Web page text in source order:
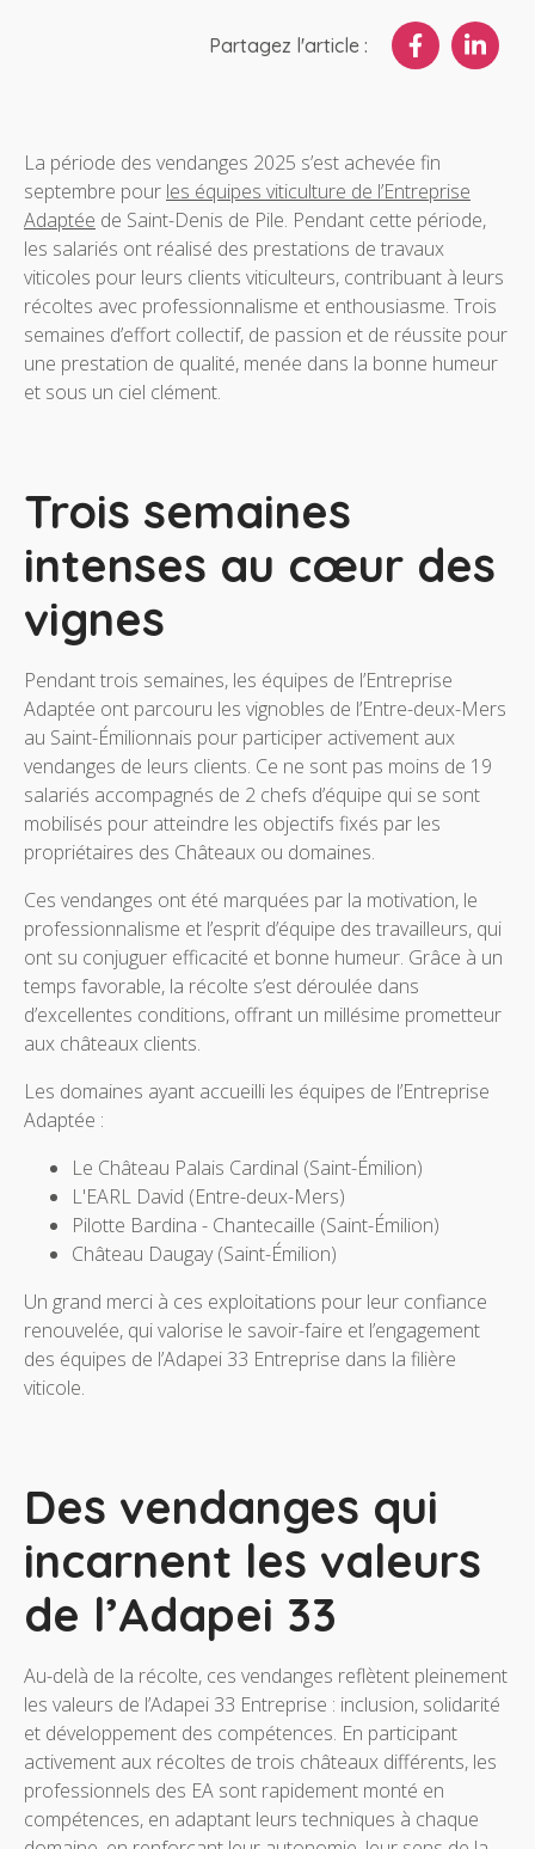
Partagez l'article :
La période des vendanges 2025 s’est achevée fin
septembre pour les équipes viticulture de l’Entreprise
Adaptée de Saint-Denis de Pile. Pendant cette période,
les salariés ont réalisé des prestations de travaux
viticoles pour leurs clients viticulteurs, contribuant à leurs
récoltes avec professionnalisme et enthousiasme. Trois
semaines d’effort collectif, de passion et de réussite pour
une prestation de qualité, menée dans la bonne humeur
et sous un ciel clément.
Trois semaines
intenses au cœur des
vignes
Pendant trois semaines, les équipes de l’Entreprise
Adaptée ont parcouru les vignobles de l’Entre-deux-Mers
au Saint-Émilionnais pour participer activement aux
vendanges de leurs clients. Ce ne sont pas moins de 19
salariés accompagnés de 2 chefs d’équipe qui se sont
mobilisés pour atteindre les objectifs fixés par les
propriétaires des Châteaux ou domaines.
Ces vendanges ont été marquées par la motivation, le
professionnalisme et l’esprit d’équipe des travailleurs, qui
ont su conjuguer efficacité et bonne humeur. Grâce à un
temps favorable, la récolte s’est déroulée dans
d’excellentes conditions, offrant un millésime prometteur
aux châteaux clients.
Les domaines ayant accueilli les équipes de l’Entreprise
Adaptée :
Le Château Palais Cardinal (Saint-Émilion)
L'EARL David (Entre-deux-Mers)
Pilotte Bardina - Chantecaille (Saint-Émilion)
Château Daugay (Saint-Émilion)
Un grand merci à ces exploitations pour leur confiance
renouvelée, qui valorise le savoir-faire et l’engagement
des équipes de l’Adapei 33 Entreprise dans la filière
viticole.
Des vendanges qui
incarnent les valeurs
de l’Adapei 33
Au-delà de la récolte, ces vendanges reflètent pleinement
les valeurs de l’Adapei 33 Entreprise : inclusion, solidarité
et développement des compétences. En participant
activement aux récoltes de trois châteaux différents, les
professionnels des EA sont rapidement monté en
compétences, en adaptant leurs techniques à chaque